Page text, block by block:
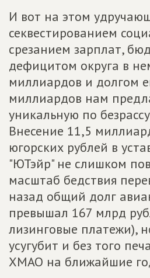
И вот на этом
секвестированием
срезанием зарплат,
дефицитом округа в
миллиардов и долгом
миллиардов нам
уникальную по
Внесение 11,5
югорских рублей в
"ЮТэйр" не слишком
масштаб бедствия
назад общий долг
превышал 167 млрд
лизинговые платежи),
усугубит и без того
ХМАО на ближайшие